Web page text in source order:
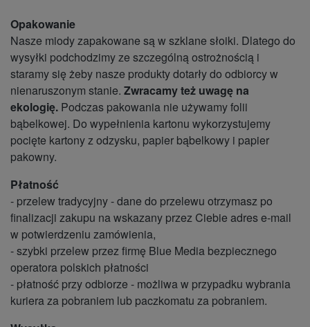
Opakowanie
Nasze miody zapakowane są w szklane słoiki. Dlatego do
wysyłki podchodzimy ze szczególną ostrożnością i
staramy się żeby nasze produkty dotarły do odbiorcy w
nienaruszonym stanie. Zwracamy też uwagę na
ekologię. Podczas pakowania nie używamy folii
bąbelkowej. Do wypełnienia kartonu wykorzystujemy
pocięte kartony z odzysku, papier bąbelkowy i papier
pakowny.
Płatność
- przelew tradycyjny - dane do przelewu otrzymasz po
finalizacji zakupu na wskazany przez Ciebie adres e-mail
w potwierdzeniu zamówienia,
- szybki przelew przez firmę Blue Media bezpiecznego
operatora polskich płatności
- płatność przy odbiorze - możliwa w przypadku wybrania
kuriera za pobraniem lub paczkomatu za pobraniem.